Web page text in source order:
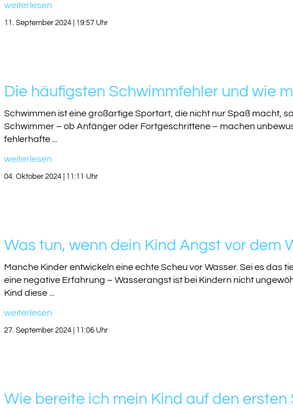
weiterlesen
11. September 2024 | 19:57 Uhr
Die häufigsten Schwimmfehler und wie
Schwimmen ist eine großartige Sportart, die nicht nur Spaß macht,
Schwimmer – ob Anfänger oder Fortgeschrittene – machen
fehlerhafte ...
weiterlesen
04. Oktober 2024 | 11:11 Uhr
Was tun, wenn dein Kind Angst vor dem
Manche Kinder entwickeln eine echte Scheu vor Wasser. Sei es
eine negative Erfahrung – Wasserangst ist bei Kindern nicht
Kind diese ...
weiterlesen
27. September 2024 | 11:06 Uhr
Wie bereite ich mein Kind auf den ersten